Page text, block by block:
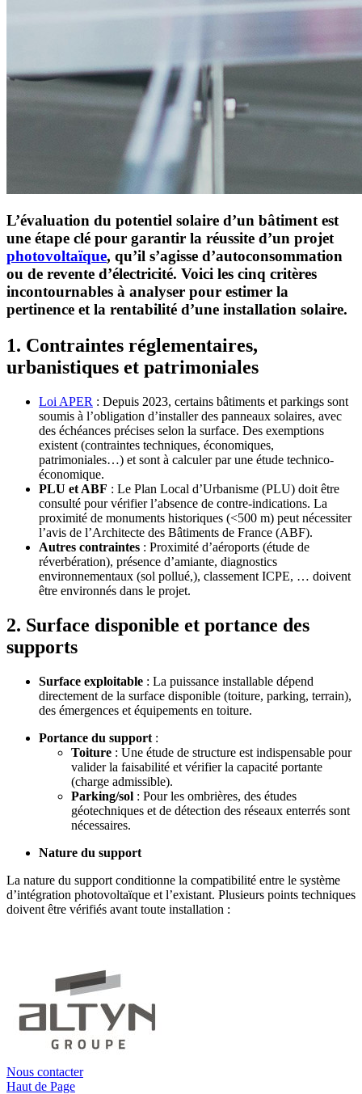
L’évaluation du potentiel solaire d’un bâtiment est
une étape clé pour garantir la réussite d’un projet
photovoltaïque, qu’il s’agisse d’autoconsommation
ou de revente d’électricité. Voici les cinq critères
incontournables à analyser pour estimer la
pertinence et la rentabilité d’une installation solaire.
1. Contraintes réglementaires,
urbanistiques et patrimoniales
Loi APER : Depuis 2023, certains bâtiments et parkings sont
soumis à l’obligation d’installer des panneaux solaires, avec
des échéances précises selon la surface. Des exemptions
existent (contraintes techniques, économiques,
patrimoniales…) et sont à calculer par une étude technico-
économique.
PLU et ABF : Le Plan Local d’Urbanisme (PLU) doit être
consulté pour vérifier l’absence de contre-indications. La
proximité de monuments historiques (<500 m) peut nécessiter
l’avis de l’Architecte des Bâtiments de France (ABF).
Autres contraintes : Proximité d’aéroports (étude de
réverbération), présence d’amiante, diagnostics
environnementaux (sol pollué,), classement ICPE, … doivent
être environnés dans le projet.
2. Surface disponible et portance des
supports
Surface exploitable : La puissance installable dépend
directement de la surface disponible (toiture, parking, terrain),
des émergences et équipements en toiture.
Portance du support :
Toiture : Une étude de structure est indispensable pour
valider la faisabilité et vérifier la capacité portante
(charge admissible).
Parking/sol : Pour les ombrières, des études
géotechniques et de détection des réseaux enterrés sont
nécessaires.
Nature du support
La nature du support conditionne la compatibilité entre le système
d’intégration photovoltaïque et l’existant. Plusieurs points techniques
doivent être vérifiés avant toute installation :
Nous contacter
Haut de Page